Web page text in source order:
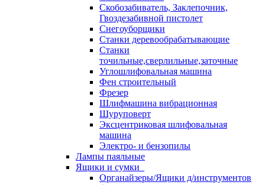
Скобозабиватель, Заклепочник,
Гвоздезабивной пистолет
Снегоуборщики
Станки деревообрабатывающие
Станки
точильные,сверлильные,заточные
Углошлифовальная машина
Фен строительный
Фрезер
Шлифмашина вибрационная
Шуруповерт
Эксцентриковая шлифовальная
машина
Электро- и бензопилы
Лампы паяльные
Ящики и сумки
Органайзеры/Ящики д/инструментов